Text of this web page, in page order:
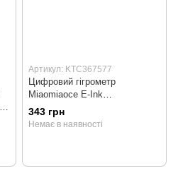
Артикул: KTC367577
Цифровий гігрометр
Miaomiaoce E-Ink
Hygrothermograph (MHO-C601)
343 грн
Немає в наявності